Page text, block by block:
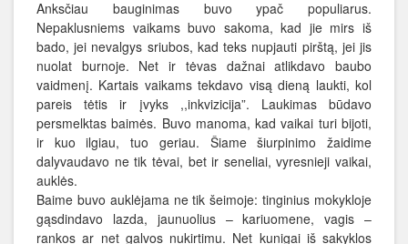
Anksčiau bauginimas buvo ypač populiarus.
Nepaklusniems vaikams buvo sakoma, kad jie mirs iš
bado, jei nevalgys sriubos, kad teks nupjauti pirštą, jei jis
nuolat burnoje. Net ir tėvas dažnai atlikdavo baubo
vaidmenį. Kartais vaikams tekdavo visą dieną laukti, kol
pareis tėtis ir įvyks ,,inkvizicija”. Laukimas būdavo
persmelktas baimės. Buvo manoma, kad vaikai turi bijoti,
ir kuo ilgiau, tuo geriau. Šiame šiurpinimo žaidime
dalyvaudavo ne tik tėvai, bet ir seneliai, vyresnieji vaikai,
auklės.
Baime buvo auklėjama ne tik šeimoje: tinginius mokykloje
gąsdindavo lazda, jaunuolius – kariuomene, vagis –
rankos ar net galvos nukirtimu. Net kunigai iš sakyklos